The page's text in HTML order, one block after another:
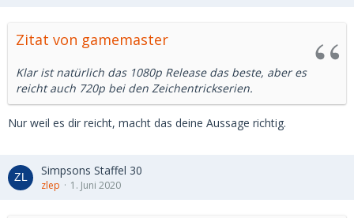
Zitat von gamemaster
Klar ist natürlich das 1080p Release das beste, aber es
reicht auch 720p bei den Zeichentrickserien.
Nur weil es dir reicht, macht das deine Aussage richtig.
Simpsons Staffel 30
zlep 1. Juni 2020